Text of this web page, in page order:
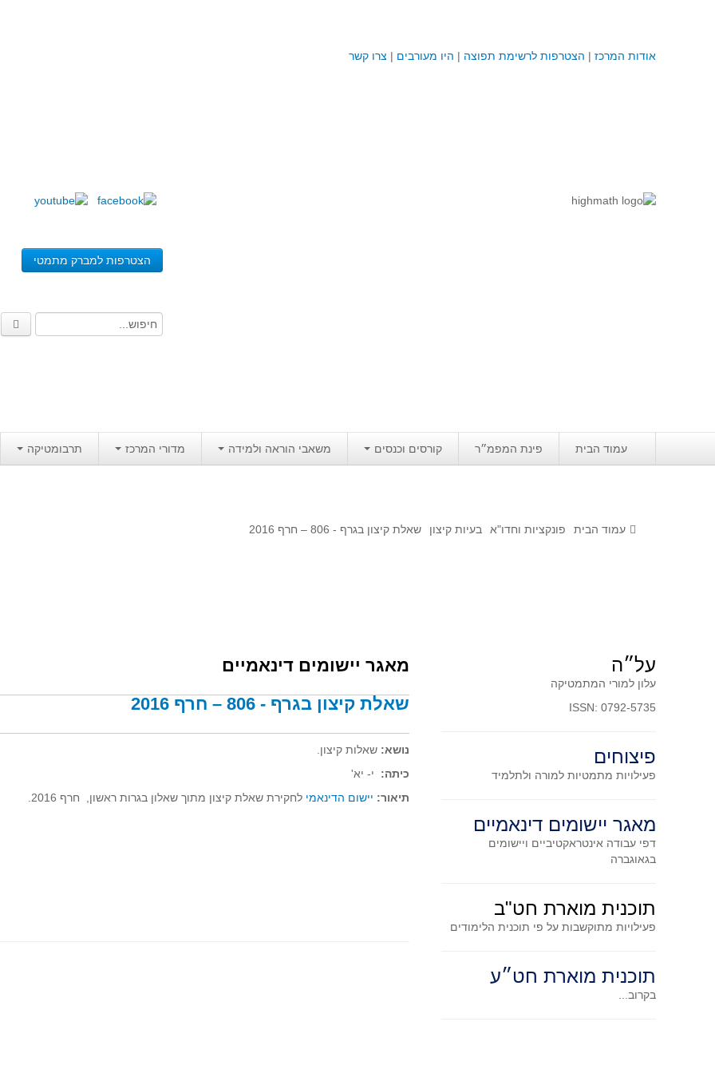
אודות המרכז | הצטרפות לרשימת תפוצה | היו מעורבים | צרו קשר
הצטרפות למברק מתמטי
עמוד הבית פינת המפמ״ר קורסים וכנסים משאבי הוראה ולמידה מדורי המרכז תרבומטיקה
עמוד הבית פונקציות וחדו"א בעיות קיצון שאלת קיצון בגרף - 806 – חרף 2016
מאגר יישומים דינאמיים
שאלת קיצון בגרף - 806 – חרף 2016
נושא: שאלות קיצון.
כיתה: י- יא'
תיאור: יישום הדינאמי לחקירת שאלת קיצון מתוך שאלון בגרות ראשון, חרף 2016.
על״ה
עלון למורי המתמטיקה
ISSN: 0792-5735
פיצוחים
פעילויות מתמטיות למורה ולתלמיד
מאגר יישומים דינאמיים
דפי עבודה אינטראקטיביים ויישומים
בגאוגברה
תוכנית מוארת חט"ב
פעילויות מתוקשבות על פי תוכנית הלימודים
תוכנית מוארת חט״ע
בקרוב...